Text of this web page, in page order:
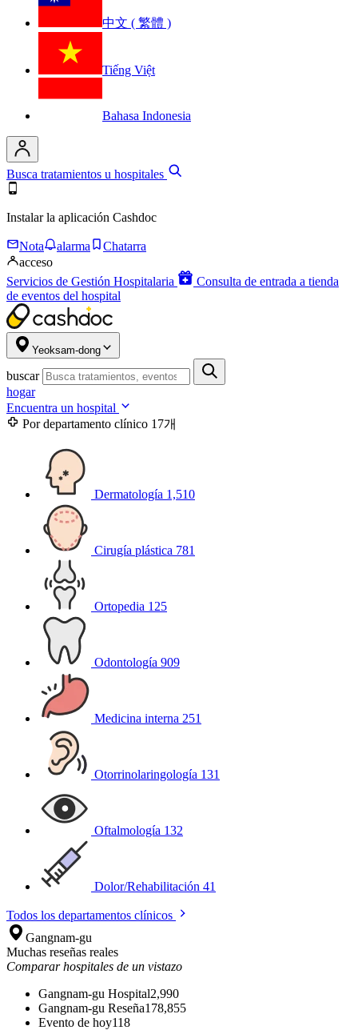
中文 ( 繁體 )
Tiếng Việt
Bahasa Indonesia
Busca tratamientos u hospitales
Instalar la aplicación Cashdoc
Nota alarma
Chatarra
acceso
Servicios de Gestión Hospitalaria
Consulta de entrada a tienda
de eventos del hospital
Yeoksam-dong
buscar
hogar
Encuentra un hospital
Por departamento clínico 17개
Dermatología 1,510
Cirugía plástica 781
Ortopedia 125
Odontología 909
Medicina interna 251
Otorrinolaringología 131
Oftalmología 132
Dolor/Rehabilitación 41
Todos los departamentos clínicos
Gangnam-gu
Muchas reseñas reales
Comparar hospitales de un vistazo
Gangnam-gu Hospital2,990
Gangnam-gu Reseña178,855
Evento de hoy118